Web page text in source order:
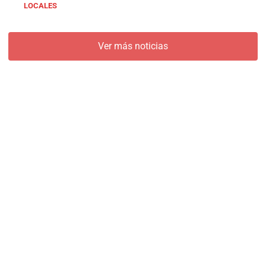
LOCALES
Ver más noticias